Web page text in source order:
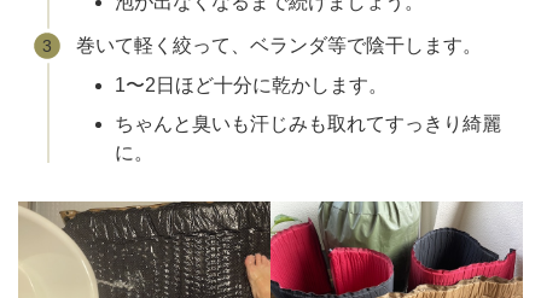
巻いて軽く絞って、ベランダ等で陰干します。
1〜2日ほど十分に乾かします。
ちゃんと臭いも汗じみも取れてすっきり綺麗
に。